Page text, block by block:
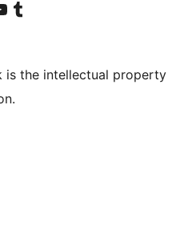
LinkedIn
de TikTok
el nostre canal al YouTube
Visiteu el nostre compte de Tumblr
is the intellectual property